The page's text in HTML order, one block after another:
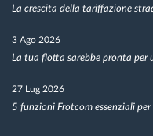
La crescita della tariffazione
3 Ago 2026
La tua flotta sarebbe pronta per
27 Lug 2026
5 funzioni Frotcom essenziali